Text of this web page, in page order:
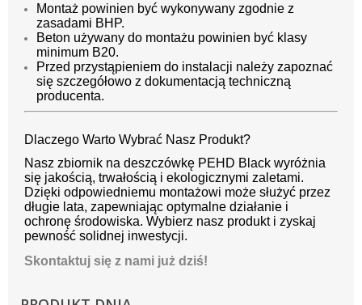
Montaż powinien być wykonywany zgodnie z
zasadami BHP.
Beton używany do montażu powinien być klasy
minimum B20.
Przed przystąpieniem do instalacji należy zapoznać
się szczegółowo z dokumentacją techniczną
producenta.
Dlaczego Warto Wybrać Nasz Produkt?
Nasz zbiornik na deszczówkę PEHD Black wyróżnia
się jakością, trwałością i ekologicznymi zaletami.
Dzięki odpowiedniemu montażowi może służyć przez
długie lata, zapewniając optymalne działanie i
ochronę środowiska. Wybierz nasz produkt i zyskaj
pewność solidnej inwestycji.
Skontaktuj się z nami już dziś!